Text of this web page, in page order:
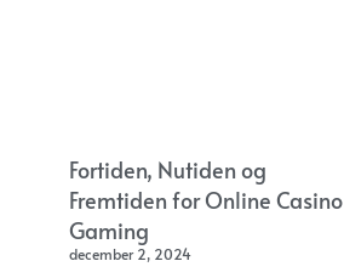
Fortiden, Nutiden og
Fremtiden for Online Casino
Gaming
december 2, 2024